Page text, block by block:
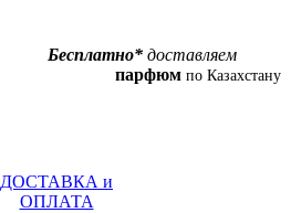
Бесплатно* доставляем
парфюм по Казахстану
ДОСТАВКА и
ОПЛАТА